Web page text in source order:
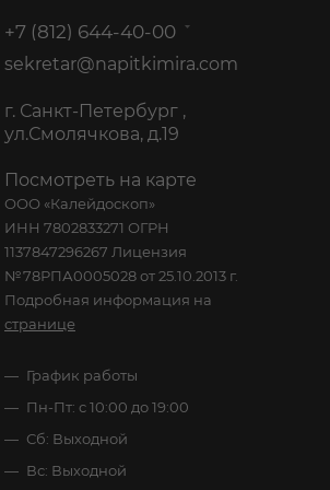
+7 (812) 644-40-00
sekretar@napitkimira.com
г. Санкт-Петербург ,
ул.Смолячкова, д.19
Посмотреть на карте
ООО «Калейдоскоп»
ИНН 7802833271 ОГРН
1137847296267 Лицензия
№78РПА0005028 от 25.10.2013 г.
Подробная информация на
странице
График работы
Пн-Пт: с 10:00 до 19:00
Сб: Выходной
Вс: Выходной